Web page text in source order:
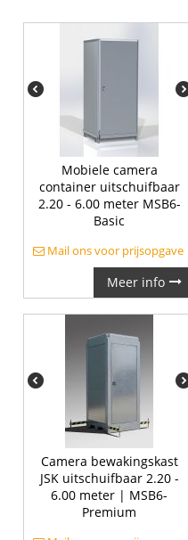
Mobiele camera
container uitschuifbaar
2.20 - 6.00 meter MSB6-
Basic
Mail ons voor prijsopgave
Meer info
Camera bewakingskast
JSK uitschuifbaar 2.20 -
6.00 meter | MSB6-
Premium